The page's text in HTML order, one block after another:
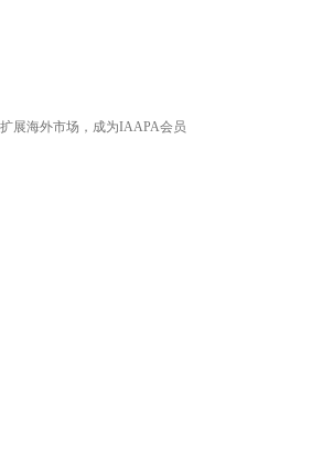
扩展海外市场，成为IAAPA会员